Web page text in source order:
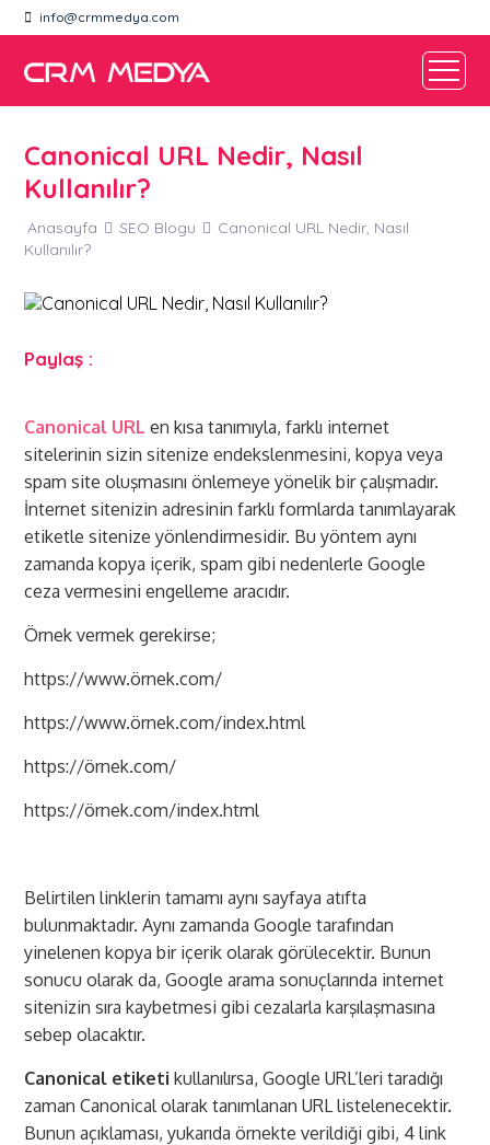
info@crmmedya.com
Canonical URL Nedir, Nasıl
Kullanılır?
Anasayfa SEO Blogu
Canonical URL Nedir, Nasıl
Kullanılır?
Paylaş :
Canonical URL en kısa tanımıyla, farklı internet
sitelerinin sizin sitenize endekslenmesini, kopya veya
spam site oluşmasını önlemeye yönelik bir çalışmadır.
İnternet sitenizin adresinin farklı formlarda tanımlayarak
etiketle sitenize yönlendirmesidir. Bu yöntem aynı
zamanda kopya içerik, spam gibi nedenlerle Google
ceza vermesini engelleme aracıdır.
Örnek vermek gerekirse;
https://www.örnek.com/
https://www.örnek.com/index.html
https://örnek.com/
https://örnek.com/index.html
Belirtilen linklerin tamamı aynı sayfaya atıfta
bulunmaktadır. Aynı zamanda Google tarafından
yinelenen kopya bir içerik olarak görülecektir. Bunun
sonucu olarak da, Google arama sonuçlarında internet
sitenizin sıra kaybetmesi gibi cezalarla karşılaşmasına
sebep olacaktır.
Canonical etiketi kullanılırsa, Google URL’leri taradığı
zaman Canonical olarak tanımlanan URL listelenecektir.
Bunun açıklaması, yukarıda örnekte verildiği gibi, 4 link